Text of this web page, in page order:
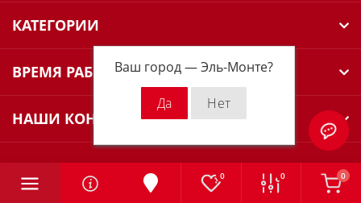
Ваш город —Эль-Монте?
0 0 0
КАТЕГОРИИ
ВРЕМЯ РАБОТЫ
НАШИ КОНТАКТЫ